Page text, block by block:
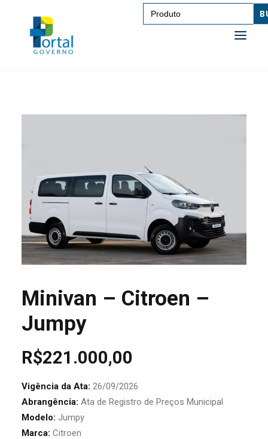
Search
for:
TECNOLOGIA
OUTROS
Minivan – Citroen –
Jumpy
R$221.000,00
Vigência da Ata: 26/09/2026
Abrangência: Ata de Registro de Preços Municipal
Modelo: Jumpy
Marca: Citroen